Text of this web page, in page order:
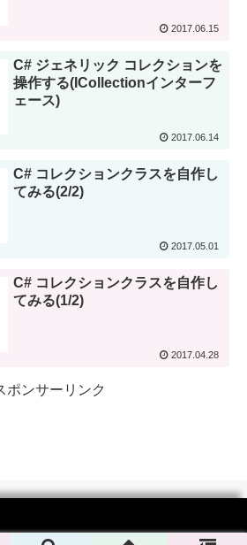
2017.06.15
C# ジェネリック コレクションを
操作する(ICollectionインターフ
ェース)
2017.06.14
C# コレクションクラスを自作し
てみる(2/2)
2017.05.01
C# コレクションクラスを自作し
てみる(1/2)
2017.04.28
ポンサーリンク